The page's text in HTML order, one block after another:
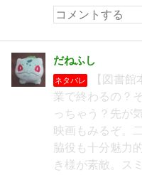
だねふし
ネタバレ
【図書
業で終わるの？
っちゃう？先が
映画もみるぞ。
脇役も十分魅力
き様が素敵。ス